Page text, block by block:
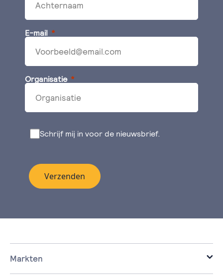
E-mail
Organisatie
Schrijf mij in voor de nieuwsbrief.
Verzenden
Markten
it voor de zakelijke markt.